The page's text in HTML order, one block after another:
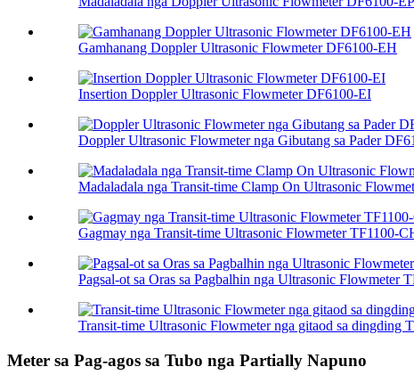
Gamhanang Doppler Ultrasonic Flowmeter DF6100-EH
Insertion Doppler Ultrasonic Flowmeter DF6100-EI
Doppler Ultrasonic Flowmeter nga Gibutang sa Pader
Madaladala nga Transit-time Clamp On Ultrasonic
Gagmay nga Transit-time Ultrasonic Flowmeter TF1100-
Pagsal-ot sa Oras sa Pagbalhin nga Ultrasonic Flowmeter
Transit-time Ultrasonic Flowmeter nga gitaod sa dingding
Meter sa Pag-agos sa Tubo nga Partially Napuno